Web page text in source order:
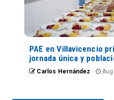
PAE en Villavicencio
jornada única y
Carlos Hernández Aug